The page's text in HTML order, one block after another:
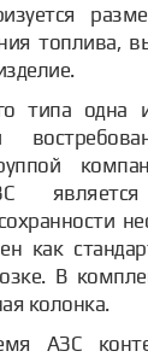
топлива,
типа одна
как
В
колонка.
АЗС